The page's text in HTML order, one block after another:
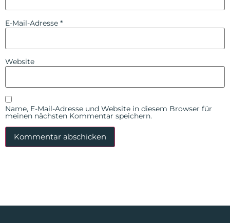
E-Mail-Adresse *
Website
Name, E-Mail-Adresse und Website in diesem Browser für
meinen nächsten Kommentar speichern.